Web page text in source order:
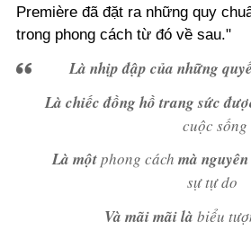
Première đã đặt ra những quy
trong phong cách từ đó về sau."
Là nhịp đập của những
Là chiếc đồng hồ trang sức
cuộc sống
Là mộtphong cách mà
sự tự do
Và mãi mãi là biểu